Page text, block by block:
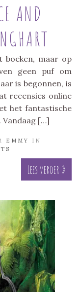
AND
boeken, maar op
geen puf om
is begonnen, is
recensies online
het fantastische
Vandaag […]
EMMY
IN
Lees verder »